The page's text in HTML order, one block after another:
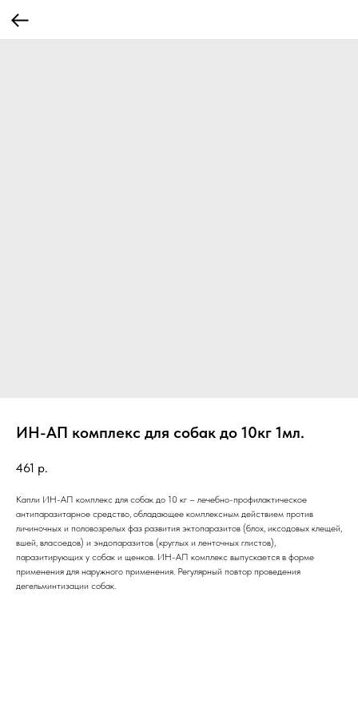
ИН-АП комплекс для собак до 10кг 1мл.
461 р.
Капли ИН-АП комплекс для собак до 10 кг – лечебно-профилактическое
антипаразитарное средство, обладающее комплексным действием против
личиночных и половозрелых фаз развития эктопаразитов (блох, иксодовых клещей,
вшей, власоедов) и эндопаразитов (круглых и ленточных глистов),
паразитирующих у собак и щенков. ИН-АП комплекс выпускается в форме
применения для наружного применения. Регулярный повтор проведения
дегельминтизации собак.